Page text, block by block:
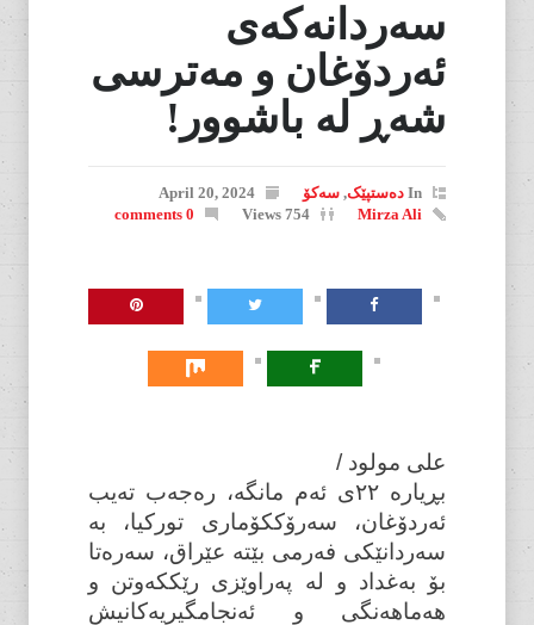
سەردانەکەی
ئەردۆغان و مەترسی
شەڕ لە باشوور!
In دەستپێک, سەکۆ
April 20, 2024
Mirza Ali
754 Views
0 comments
علی مولود /
بڕیارە ٢٢ی ئەم مانگە، رەجەب تەیب
ئەردۆغان، سەرۆککۆماری تورکیا، بە
سەردانێکی فەرمی بێتە عێراق، سەرەتا
بۆ بەغداد و لە پەراوێزی رێککەوتن و
هەماهەنگی و ئەنجامگیریەکانیش